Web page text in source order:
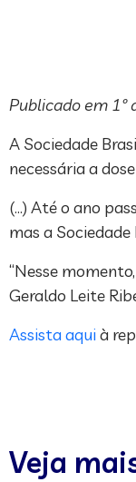
Publicado em 1º
A Sociedade
necessária a
(…) Até o ano
mas a
“Nesse
Geraldo Leite
Assista aqui à
Veja